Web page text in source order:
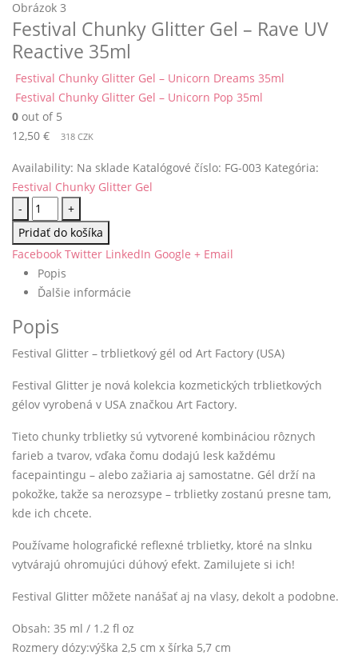
Festival Chunky Glitter Gel – Rave UV
Reactive 35ml
Festival Chunky Glitter Gel – Unicorn Dreams 35ml
Festival Chunky Glitter Gel – Unicorn Pop 35ml
0 out of 5
12,50 € 318 CZK
Availability: Na sklade Katalógové číslo: FG-003 Kategória:
Festival Chunky Glitter Gel
-
+
Pridať do košíka
Facebook Twitter LinkedIn Google + Email
Popis
Ďalšie informácie
Popis
Festival Glitter – trblietkový gél od Art Factory (USA)
Festival Glitter je nová kolekcia kozmetických trblietkových
gélov vyrobená v USA značkou Art Factory.
Tieto chunky trblietky sú vytvorené kombináciou rôznych
farieb a tvarov, vďaka čomu dodajú lesk každému
facepaintingu – alebo zažiaria aj samostatne. Gél drží na
pokožke, takže sa nerozsype – trblietky zostanú presne tam,
kde ich chcete.
Používame holografické reflexné trblietky, ktoré na slnku
vytvárajú ohromujúci dúhový efekt. Zamilujete si ich!
Festival Glitter môžete nanášať aj na vlasy, dekolt a podobne.
Obsah: 35 ml / 1.2 fl oz
Rozmery dózy:výška 2,5 cm x šírka 5,7 cm